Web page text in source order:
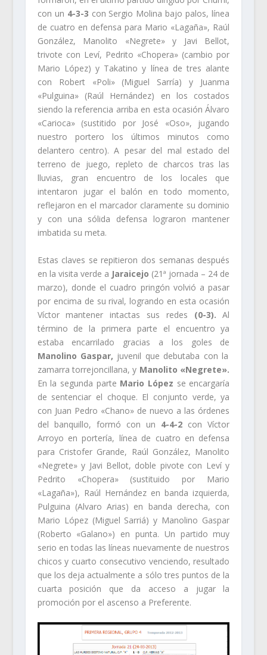
con un 4-3-3 con Sergio Molina bajo palos, línea
de cuatro en defensa para Mario «Lagaña», Raúl
González, Manolito «Negrete» y Javi Bellot,
trivote con Leví, Pedrito «Chopera» (cambio por
Mario López) y Takatino y línea de tres alante
con Robert «Poli» (Miguel Sarría) y Juanma
«Pulguina» (Raúl Hernández) en los costados
siendo la referencia arriba en esta ocasión Álvaro
«Carioca» (sustitido por José «Oso», jugando
nuestro portero los últimos minutos como
delantero centro). A pesar del mal estado del
terreno de juego, repleto de charcos tras las
lluvias, gran encuentro de los locales que
intentaron jugar el balón en todo momento,
reflejaron en el marcador claramente su dominio
y con una sólida defensa lograron mantener
imbatida su meta.
Estas claves se repitieron dos semanas después
en la visita verde a Jaraicejo (21ª jornada – 24 de
marzo), donde el cuadro pringón volvió a pasar
por encima de su rival, logrando en esta ocasión
Víctor mantener intactas sus redes (0-3). Al
término de la primera parte el encuentro ya
estaba encarrilado gracias a los goles de
Manolino Gaspar, juvenil que debutaba con la
zamarra torrejoncillana, y Manolito «Negrete».
En la segunda parte Mario López se encargaría
de sentenciar el choque. El conjunto verde, ya
con Juan Pedro «Chano» de nuevo a las órdenes
del banquillo, formó con un 4-4-2 con Víctor
Arroyo en portería, línea de cuatro en defensa
para Cristofer Grande, Raúl González, Manolito
«Negrete» y Javi Bellot, doble pivote con Leví y
Pedrito «Chopera» (sustituido por Mario
«Lagaña»), Raúl Hernández en banda izquierda,
Pulguina (Alvaro Arias) en banda derecha, con
Mario López (Miguel Sarriá) y Manolino Gaspar
(Roberto «Galano») en punta. Un partido muy
serio en todas las líneas nuevamente de nuestros
chicos y cuarto consecutivo venciendo, resultado
que los deja actualmente a sólo tres puntos de la
cuarta posición que da acceso a jugar la
promoción por el ascenso a Preferente.